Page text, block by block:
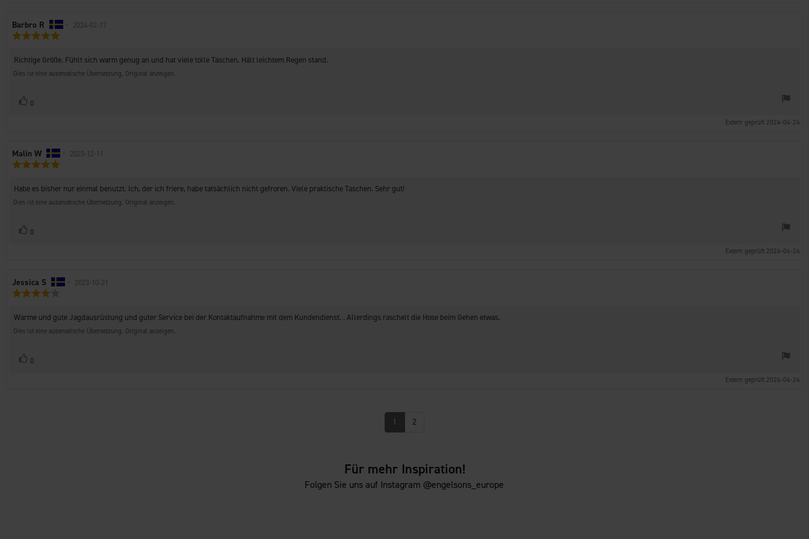
Autor
der
Barbro R • Bewertungsdatum:
2024-02-17
5
Sternen
Rezensionstext:
Richtige Größe. Fühlt sich warm genug an und hat viele tolle Taschen. Hält leichtem Regen stand.
Dies ist eine automatische Übersetzung. Original anzeigen.
Stimme
0
Extern geprüft 2024-04-24
Autor
der
Malin W • Bewertungsdatum:
2023-12-11
5
Sternen
Rezensionstext:
Habe es bisher nur einmal benutzt. Ich, der ich friere, habe tatsächlich nicht gefroren. Viele praktische Taschen. Sehr gut!
Dies ist eine automatische Übersetzung. Original anzeigen.
Stimme
0
Extern geprüft 2024-04-24
Autor
der
Jessica S • Bewertungsdatum:
2023-10-21
5
Sternen
Rezensionstext:
Warme und gute Jagdausrüstung und guter Service bei der Kontaktaufnahme mit dem Kundendienst. . Allerdings raschelt die Hose beim Gehen etwas.
Dies ist eine automatische Übersetzung. Original anzeigen.
Stimme
0
Extern geprüft 2024-04-24
1 2
Für mehr Inspiration!
Folgen Sie uns auf Instagram @engelsons_europe